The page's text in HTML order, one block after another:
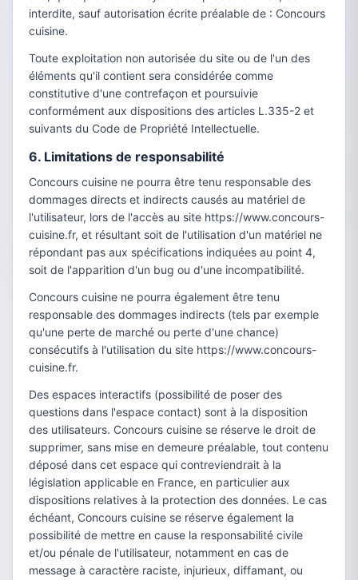
interdite, sauf autorisation écrite préalable de : Concours
cuisine.
Toute exploitation non autorisée du site ou de l'un des
éléments qu'il contient sera considérée comme
constitutive d'une contrefaçon et poursuivie
conformément aux dispositions des articles L.335-2 et
suivants du Code de Propriété Intellectuelle.
6. Limitations de responsabilité
Concours cuisine ne pourra être tenu responsable des
dommages directs et indirects causés au matériel de
l'utilisateur, lors de l'accès au site https://www.concours-
cuisine.fr, et résultant soit de l'utilisation d'un matériel ne
répondant pas aux spécifications indiquées au point 4,
soit de l'apparition d'un bug ou d'une incompatibilité.
Concours cuisine ne pourra également être tenu
responsable des dommages indirects (tels par exemple
qu'une perte de marché ou perte d'une chance)
consécutifs à l'utilisation du site https://www.concours-
cuisine.fr.
Des espaces interactifs (possibilité de poser des
questions dans l'espace contact) sont à la disposition
des utilisateurs. Concours cuisine se réserve le droit de
supprimer, sans mise en demeure préalable, tout contenu
déposé dans cet espace qui contreviendrait à la
législation applicable en France, en particulier aux
dispositions relatives à la protection des données. Le cas
échéant, Concours cuisine se réserve également la
possibilité de mettre en cause la responsabilité civile
et/ou pénale de l'utilisateur, notamment en cas de
message à caractère raciste, injurieux, diffamant, ou